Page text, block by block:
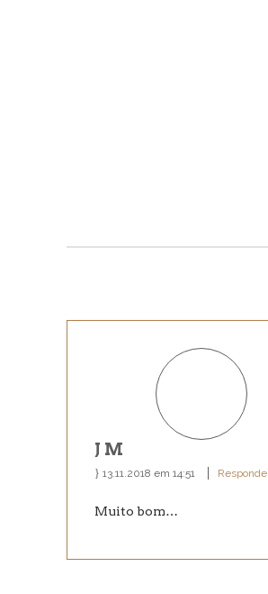
J M
13.11.2018 em 14:51
Muito bom…